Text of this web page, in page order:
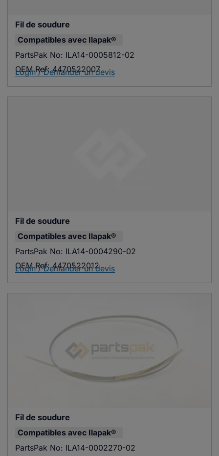
Fil de soudure
Compatibles avec Ilapak®
PartsPak No: ILA14-0005812-02
OEM Ref: 4470522007
Login / Demander un devis
Fil de soudure
Compatibles avec Ilapak®
PartsPak No: ILA14-0004290-02
OEM Ref: 4470522012
Login / Demander un devis
Fil de soudure
Compatibles avec Ilapak®
PartsPak No: ILA14-0002270-02